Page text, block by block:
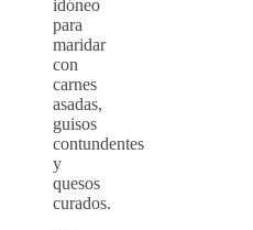
idóneo
para
maridar
con
carnes
asadas,
guisos
contundentes
y
quesos
curados.